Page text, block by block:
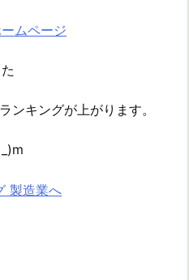
ムページ
キングが上がります。